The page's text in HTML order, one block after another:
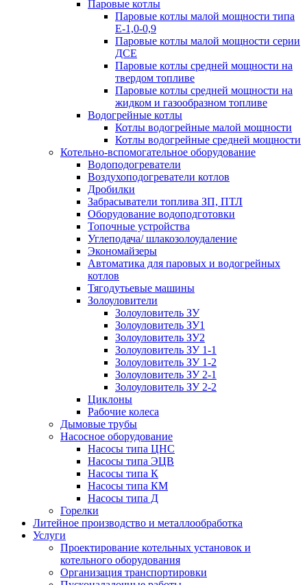
Паровые котлы
Паровые котлы малой мощности типа
Е-1,0-0,9
Паровые котлы малой мощности серии
ДСЕ
Паровые котлы средней мощности на
твердом топливе
Паровые котлы средней мощности на
жидком и газообразном топливе
Водогрейные котлы
Котлы водогрейные малой мощности
Котлы водогрейные средней мощности
Котельно-вспомогательное оборудование
Водоподогреватели
Воздухоподогреватели котлов
Дробилки
Забрасыватели топлива ЗП, ПТЛ
Оборудование водоподготовки
Топочные устройства
Углеподача/ шлакозолоудаление
Экономайзеры
Автоматика для паровых и водогрейных
котлов
Тягодутьевые машины
Золоуловители
Золоуловитель ЗУ
Золоуловитель ЗУ1
Золоуловитель ЗУ2
Золоуловитель ЗУ 1-1
Золоуловитель ЗУ 1-2
Золоуловитель ЗУ 2-1
Золоуловитель ЗУ 2-2
Циклоны
Рабочие колеса
Дымовые трубы
Насосное оборудование
Насосы типа ЦНС
Насосы типа ЭЦВ
Насосы типа К
Насосы типа КМ
Насосы типа Д
Горелки
Литейное производство и металлообработка
Услуги
Проектирование котельных установок и
котельного оборудования
Организация транспортировки